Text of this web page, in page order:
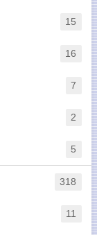
15
16
7
2
5
318
11